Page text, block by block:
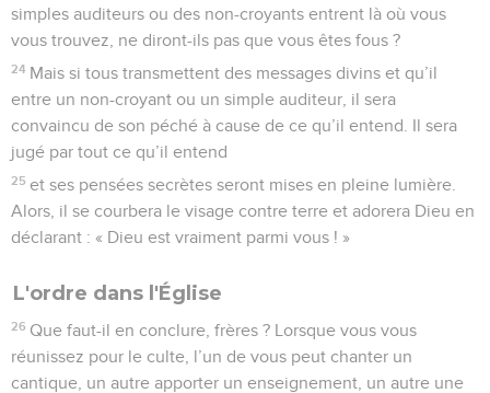
simples auditeurs ou des non-croyants entrent là où vous
vous trouvez, ne diront-ils pas que vous êtes fous ?
24 Mais si tous transmettent des messages divins et qu’il
entre un non-croyant ou un simple auditeur, il sera
convaincu de son péché à cause de ce qu’il entend. Il sera
jugé par tout ce qu’il entend
25 et ses pensées secrètes seront mises en pleine lumière.
Alors, il se courbera le visage contre terre et adorera Dieu en
déclarant : « Dieu est vraiment parmi vous ! »
L'ordre dans l'Église
26 Que faut-il en conclure, frères ? Lorsque vous vous
réunissez pour le culte, l’un de vous peut chanter un
cantique, un autre apporter un enseignement, un autre une